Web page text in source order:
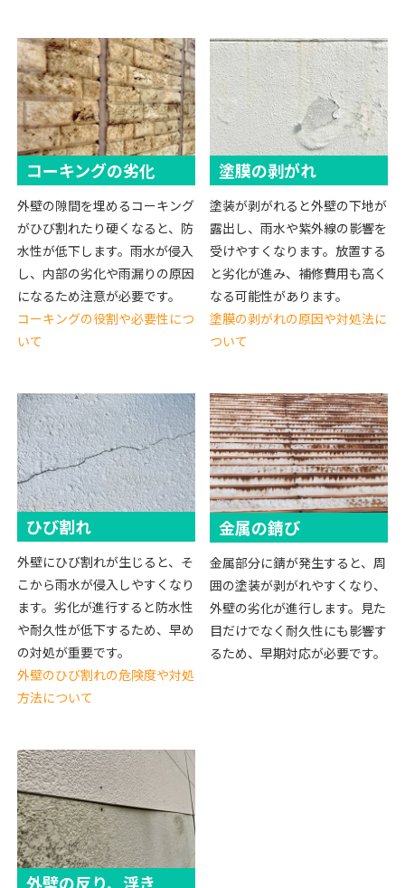
コーキングの劣化
外壁の隙間を埋めるコーキング
がひび割れたり硬くなると、防
水性が低下します。雨水が侵入
し、内部の劣化や雨漏りの原因
になるため注意が必要です。
コーキングの役割や必要性につ
いて
塗膜の剥がれ
塗装が剥がれると外壁の下地が
露出し、雨水や紫外線の影響を
受けやすくなります。放置する
と劣化が進み、補修費用も高く
なる可能性があります。
塗膜の剥がれの原因や対処法に
ついて
ひび割れ
外壁にひび割れが生じると、そ
こから雨水が侵入しやすくなり
ます。劣化が進行すると防水性
や耐久性が低下するため、早め
の対処が重要です。
外壁のひび割れの危険度や対処
方法について
金属の錆び
金属部分に錆が発生すると、周
囲の塗装が剥がれやすくなり、
外壁の劣化が進行します。見た
目だけでなく耐久性にも影響す
るため、早期対応が必要です。
外壁の反り、浮き